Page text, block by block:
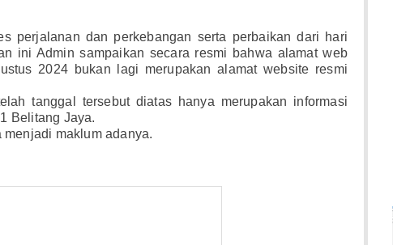
perjalanan dan perkebangan serta perbaikan dari hari
ini Admin sampaikan secara resmi bahwa alamat web
2024 bukan lagi merupakan alamat website resmi
tanggal tersebut diatas hanya merupakan informasi
Belitang Jaya.
maklum adanya.